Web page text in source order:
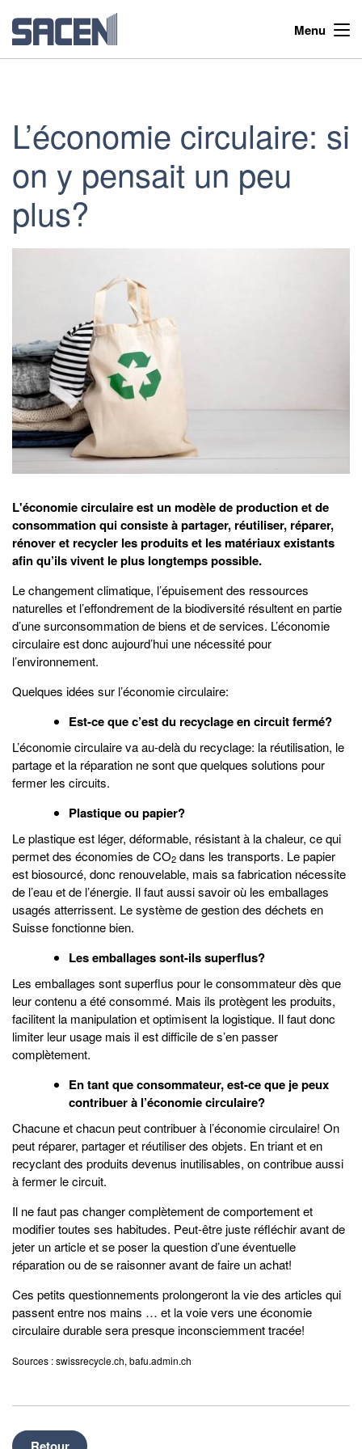
Menu
L’économie circulaire: si
on y pensait un peu
plus?
L'économie circulaire est un modèle de production et de
consommation qui consiste à partager, réutiliser, réparer,
rénover et recycler les produits et les matériaux existants
afin qu’ils vivent le plus longtemps possible.
Le changement climatique, l’épuisement des ressources
naturelles et l’effondrement de la biodiversité résultent en partie
d’une surconsommation de biens et de services. L’économie
circulaire est donc aujourd’hui une nécessité pour
l’environnement.
Quelques idées sur l’économie circulaire:
Est-ce que c’est du recyclage en circuit fermé?
L’économie circulaire va au-delà du recyclage: la réutilisation, le
partage et la réparation ne sont que quelques solutions pour
fermer les circuits.
Plastique ou papier?
Le plastique est léger, déformable, résistant à la chaleur, ce qui
permet des économies de CO2 dans les transports. Le papier
est biosourcé, donc renouvelable, mais sa fabrication nécessite
de l’eau et de l’énergie. Il faut aussi savoir où les emballages
usagés atterrissent. Le système de gestion des déchets en
Suisse fonctionne bien.
Les emballages sont-ils superflus?
Les emballages sont superflus pour le consommateur dès que
leur contenu a été consommé. Mais ils protègent les produits,
facilitent la manipulation et optimisent la logistique. Il faut donc
limiter leur usage mais il est difficile de s’en passer
complètement.
En tant que consommateur, est-ce que je peux
contribuer à l’économie circulaire?
Chacune et chacun peut contribuer à l’économie circulaire! On
peut réparer, partager et réutiliser des objets. En triant et en
recyclant des produits devenus inutilisables, on contribue aussi
à fermer le circuit.
Il ne faut pas changer complètement de comportement et
modifier toutes ses habitudes. Peut-être juste réfléchir avant de
jeter un article et se poser la question d’une éventuelle
réparation ou de se raisonner avant de faire un achat!
Ces petits questionnements prolongeront la vie des articles qui
passent entre nos mains … et la voie vers une économie
circulaire durable sera presque inconsciemment tracée!
Sources : swissrecycle.ch, bafu.admin.ch